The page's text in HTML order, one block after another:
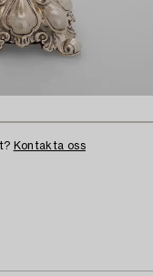
Kontakta oss